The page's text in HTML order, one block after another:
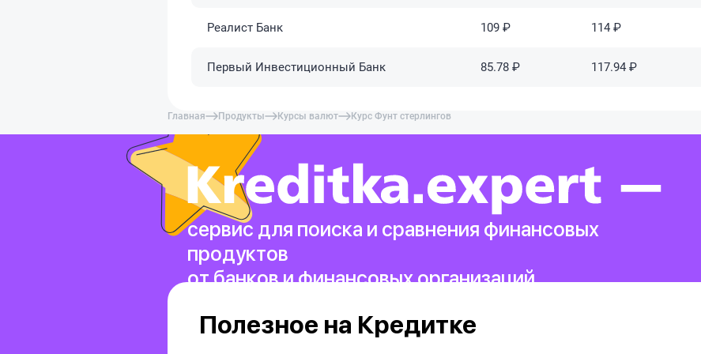
Реалист Банк 109 ₽ 114 ₽
Первый Инвестиционный Банк 85.78 ₽ 117.94 ₽
Главная Продукты Курсы валют Курс Фунт стерлингов
сервис для поиска и сравнения финансовых
продуктов
от банков и финансовых организаций.
Полезное на Кредитке